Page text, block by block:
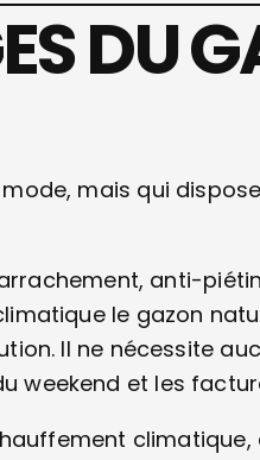
DU
mais qui
anti-
le gazon
Il ne nécessite
weekend et les